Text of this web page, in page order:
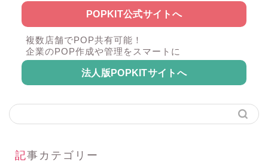
POPKIT公式サイトへ
複数店舗でPOP共有可能！
企業のPOP作成や管理をスマートに
法人版POPKITサイトへ
記事カテゴリー